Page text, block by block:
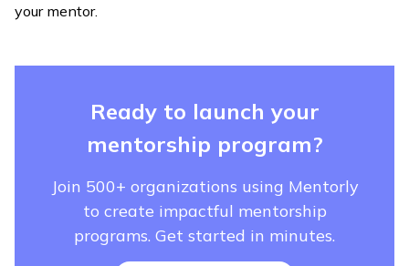
your mentor.
Ready to launch your
mentorship program?
Join 500+ organizations using Mentorly
to create impactful mentorship
programs. Get started in minutes.